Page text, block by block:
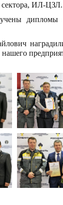
сектора, ИЛ-ЦЗЛ.